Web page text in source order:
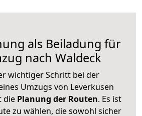
als Beiladung für
nach Waldeck
wichtiger Schritt bei der
Umzugs von Leverkusen
die Planung der Routen. Es ist
zu wählen, die sowohl sicher